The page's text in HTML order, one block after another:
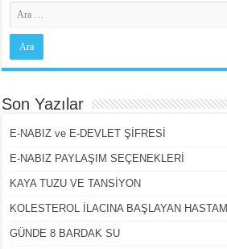
Son Yazılar
E-NABIZ ve E-DEVLET ŞİFRESİ
E-NABIZ PAYLAŞIM SEÇENEKLERİ
KAYA TUZU VE TANSİYON
KOLESTEROL İLACINA BAŞLAYAN HASTAM
GÜNDE 8 BARDAK SU